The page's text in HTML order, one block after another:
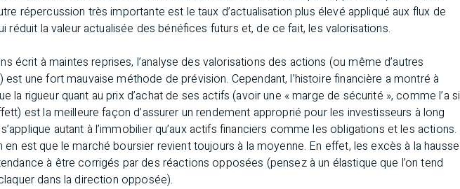
répercussion très importante est le taux d’actualisation plus élevé appliqué aux flux de
réduit la valeur actualisée des bénéfices futurs et, de ce fait, les valorisations.
écrit à maintes reprises, l’analyse des valorisations des actions (ou même d’autres
est une fort mauvaise méthode de prévision. Cependant, l’histoire financière a montré à
la rigueur quant au prix d’achat de ses actifs (avoir une « marge de sécurité », comme l’a si
est la meilleure façon d’assurer un rendement approprié pour les investisseurs à long
autant à l’immobilier qu’aux actifs financiers comme les obligations et les actions.
en est que le marché boursier revient toujours à la moyenne. En effet, les excès à la hausse
à être corrigés par des réactions opposées (pensez à un élastique que l’on tend
dans la direction opposée).